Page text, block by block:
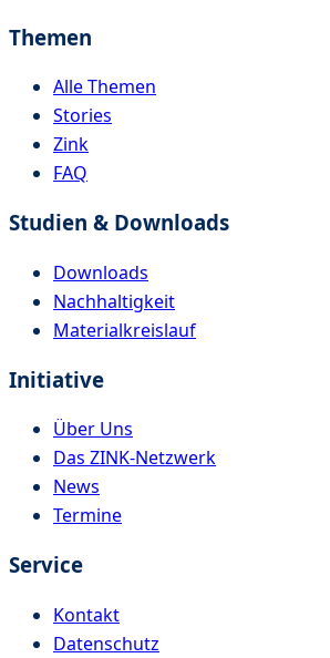
Themen
Alle Themen
Stories
Zink
FAQ
Studien & Downloads
Downloads
Nachhaltigkeit
Materialkreislauf
Initiative
Über Uns
Das ZINK-Netzwerk
News
Termine
Service
Kontakt
Datenschutz